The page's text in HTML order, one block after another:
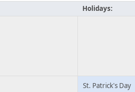
Holidays:
St. Patrick's Day